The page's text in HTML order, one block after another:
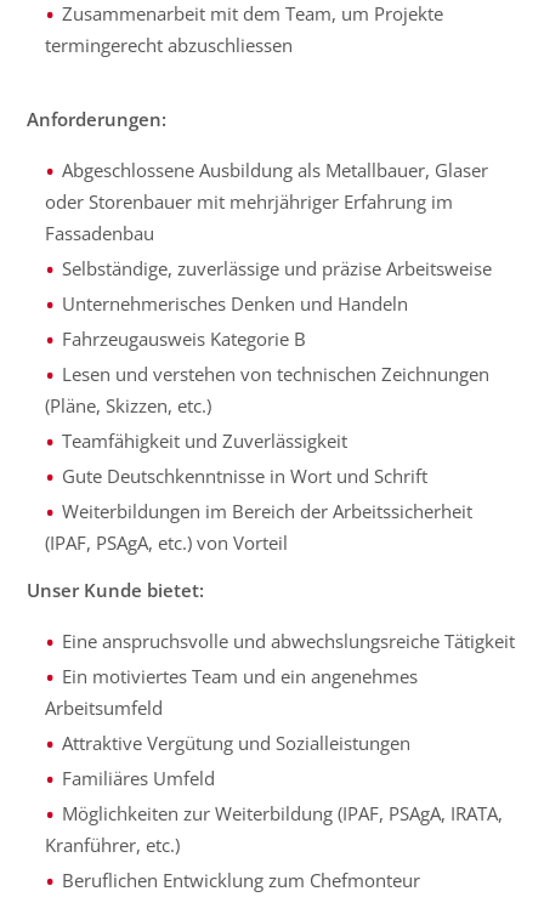
Zusammenarbeit mit dem Team, um Projekte
termingerecht abzuschliessen
Anforderungen:
Abgeschlossene Ausbildung als Metallbauer, Glaser
oder Storenbauer mit mehrjähriger Erfahrung im
Fassadenbau
Selbständige, zuverlässige und präzise Arbeitsweise
Unternehmerisches Denken und Handeln
Fahrzeugausweis Kategorie B
Lesen und verstehen von technischen Zeichnungen
(Pläne, Skizzen, etc.)
Teamfähigkeit und Zuverlässigkeit
Gute Deutschkenntnisse in Wort und Schrift
Weiterbildungen im Bereich der Arbeitssicherheit
(IPAF, PSAgA, etc.) von Vorteil
Unser Kunde bietet:
Eine anspruchsvolle und abwechslungsreiche Tätigkeit
Ein motiviertes Team und ein angenehmes
Arbeitsumfeld
Attraktive Vergütung und Sozialleistungen
Familiäres Umfeld
Möglichkeiten zur Weiterbildung (IPAF, PSAgA, IRATA,
Kranführer, etc.)
Beruflichen Entwicklung zum Chefmonteur